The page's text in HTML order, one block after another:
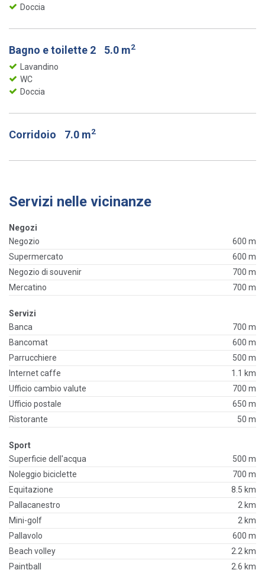
Doccia
Bagno e toilette 2 5.0 m2
Lavandino
WC
Doccia
Corridoio 7.0 m2
Servizi nelle vicinanze
Negozi
Negozio
600 m
Supermercato
600 m
Negozio di souvenir
700 m
Mercatino
700 m
Servizi
Banca
700 m
Bancomat
600 m
Parrucchiere
500 m
Internet caffe
1.1 km
Ufficio cambio valute
700 m
Ufficio postale
650 m
Ristorante
50 m
Sport
Superficie dell'acqua
500 m
Noleggio biciclette
700 m
Equitazione
8.5 km
Pallacanestro
2 km
Mini-golf
2 km
Pallavolo
600 m
Beach volley
2.2 km
Paintball
2.6 km